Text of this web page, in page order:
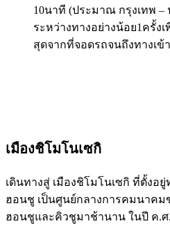
10นาที (ประมาณ กรุงเทพ
ระหว่างทางอย่างน้อย1ครั้ง
สุดจากที่จอดรถจนถึงทางเข้
เมืองชิโมโนเซกิ
เดินทางสู่ เมืองชิโมโนเซกิ ที่ตั้งอ
ฮอนชู เป็นศูนย์กลางการคมนาคม
ฮอนชูและคิวชูมาช้านาน ในปี ค.ศ.